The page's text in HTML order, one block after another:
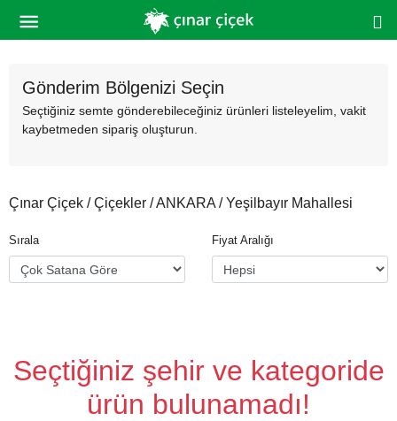
Gönderim Bölgenizi Seçin
Seçtiğiniz semte gönderebileceğiniz ürünleri listeleyelim, vakit
kaybetmeden sipariş oluşturun.
Çınar Çiçek / Çiçekler / ANKARA / Yeşilbayır Mahallesi
Sırala Fiyat Aralığı
Seçtiğiniz şehir ve kategoride
ürün bulunamadı!